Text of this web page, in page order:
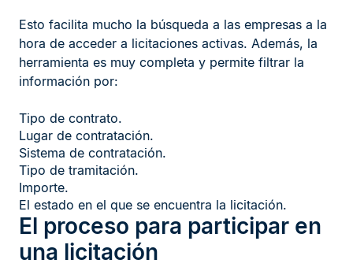
Esto facilita mucho la búsqueda a las empresas a la
hora de acceder a licitaciones activas. Además, la
herramienta es muy completa y permite filtrar la
información por:
Tipo de contrato.
Lugar de contratación.
Sistema de contratación.
Tipo de tramitación.
Importe.
El estado en el que se encuentra la licitación.
El proceso para participar en
una licitación